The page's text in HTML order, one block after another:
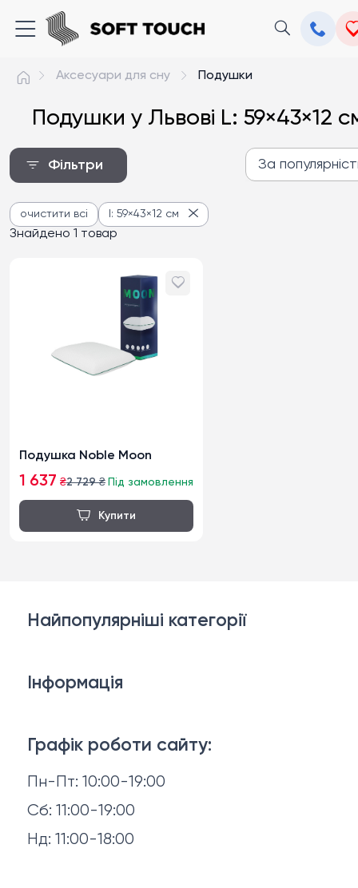
Аксесуари для сну Подушки
Подушки у Львові L: 59×43×12
Фільтри За
За популярністю
Від дешевих до
Знайдено 1 товар
очистити всі l: 59×43×12 см
Подушка Noble Moon
1 637 ₴2 729₴ Під замовлення
Графік роботи сайту:
Пн-Пт: 10:00-19:00
Сб: 11:00-19:00
Нд: 11:00-18:00
Найпопулярніші категорії
Матраци
Аксесуари для сну
Інформація
Повернення й обмін
Відгуки